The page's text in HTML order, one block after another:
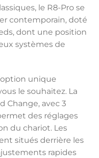
le R8-Pro se
contemporain, doté
dont une position
systèmes de
unique
le souhaitez. La
Change, avec 3
des réglages
du chariot. Les
situés derrière les
rapides